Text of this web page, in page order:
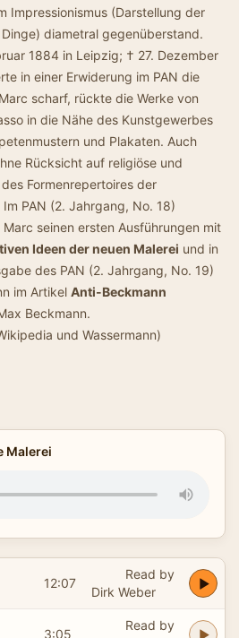
Impressionismus (Darstellung der
diametral gegenüberstand.
1884 in Leipzig; † 27. Dezember
in einer Erwiderung im PAN die
scharf, rückte die Werke von
in die Nähe des Kunstgewerbes
und Plakaten. Auch
Rücksicht auf religiöse und
Formenrepertoires der
PAN (2. Jahrgang, No. 18)
seinen ersten Ausführungen mit
Ideen der neuen Malerei und in
des PAN (2. Jahrgang, No. 19)
im Artikel Anti-Beckmann
Beckmann.
und Wassermann)
Malerei
12:07
Read by
Dirk Weber
3:05
Read by